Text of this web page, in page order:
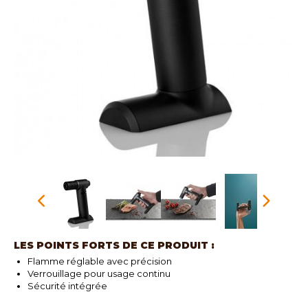
LES POINTS FORTS DE CE PRODUIT :
Flamme réglable avec précision
Verrouillage pour usage continu
Sécurité intégrée